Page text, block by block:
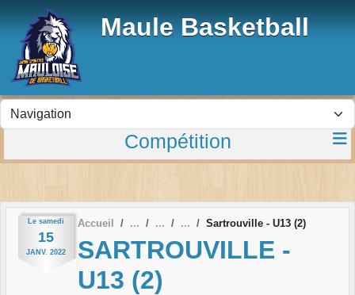
Maule Basketball
Compétition
Le samedi
15
JANV. 2022
Accueil Sartrouville - U13 (2)
SARTROUVILLE -
U13 (2)
Panneau de gestion des cookies